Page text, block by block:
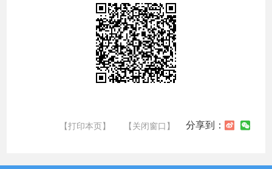
【打印本页】 【关闭窗口】 分享到：